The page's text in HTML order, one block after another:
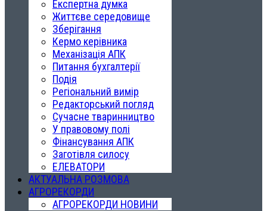
Експертна думка
Життєве середовище
Зберігання
Кермо керівника
Механізація АПК
Питання бухгалтерії
Подія
Регіональний вимір
Редакторський погляд
Сучасне тваринництво
У правовому полі
Фінансування АПК
Заготівля силосу
ЕЛЕВАТОРИ
АКТУАЛЬНА РОЗМОВА
АГРОРЕКОРДИ
АГРОРЕКОРДИ НОВИНИ